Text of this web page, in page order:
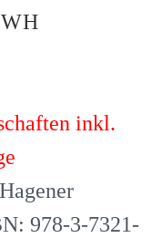
inkl.
978-3-7321-